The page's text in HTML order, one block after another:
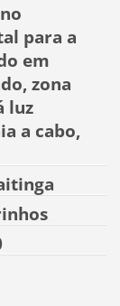
para a
em
zona
luz
a cabo,